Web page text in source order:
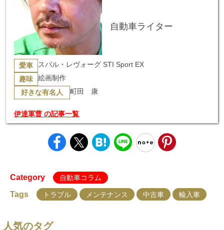
自動車ライター
愛車 スバル・レヴォーグ STI Sport EX
趣味 絵画制作
好きな有名人 町田 康
伊達軍曹 の記事一覧
Category 自動車コラム
Tags トラブル メンテナンス 中古車 輸入車
人気のタグ